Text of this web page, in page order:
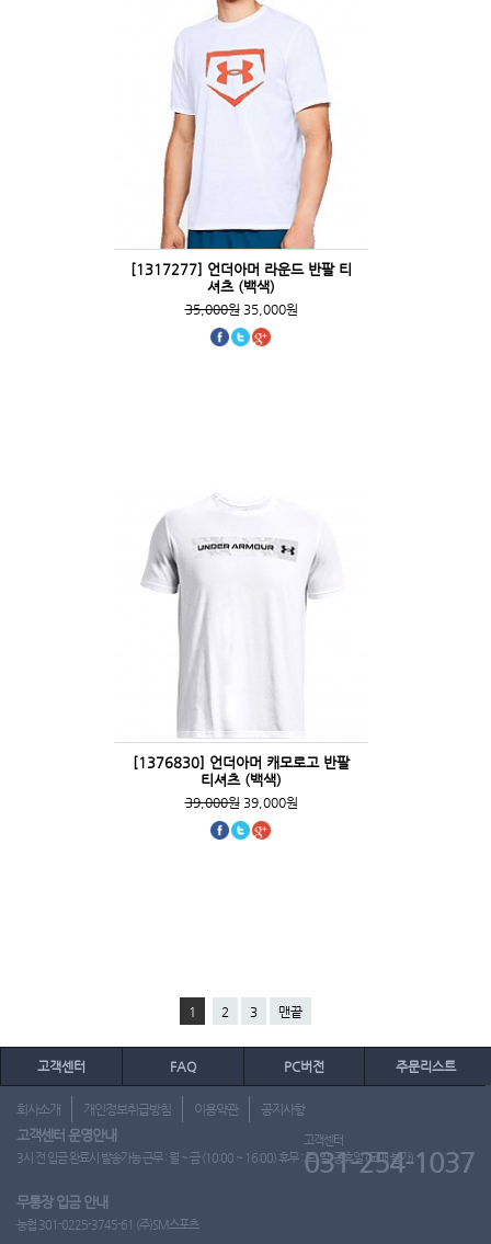
[1317277] 언더아머 라운드 반팔 티
셔츠 (백색)
35,000원35,000원
[1376830] 언더아머 캐모로고 반팔
티셔츠 (백색)
39,000원39,000원
1 2 3 맨끝
고객센터 FAQ PC버전 주문리스트
회사소개 개인정보취급방침 이용약관 공지사항
고객센터 운영안내
3시 전 입금 완료시 발송가능 근무 : 월 ~ 금 (10:00 ~ 16:00) 휴무 : 토, 일, 공휴일 (도매 불가)
고객센터
031-254-1037
무통장 입금 안내
농협 301-0225-3745-61 (주)SM스포츠